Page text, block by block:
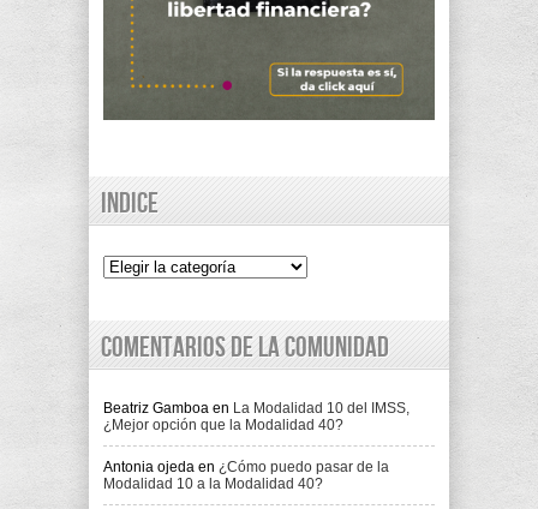
Indice
Indice
Comentarios de la comunidad
Beatriz Gamboa en La Modalidad 10 del IMSS,
¿Mejor opción que la Modalidad 40?
Antonia ojeda en ¿Cómo puedo pasar de la
Modalidad 10 a la Modalidad 40?